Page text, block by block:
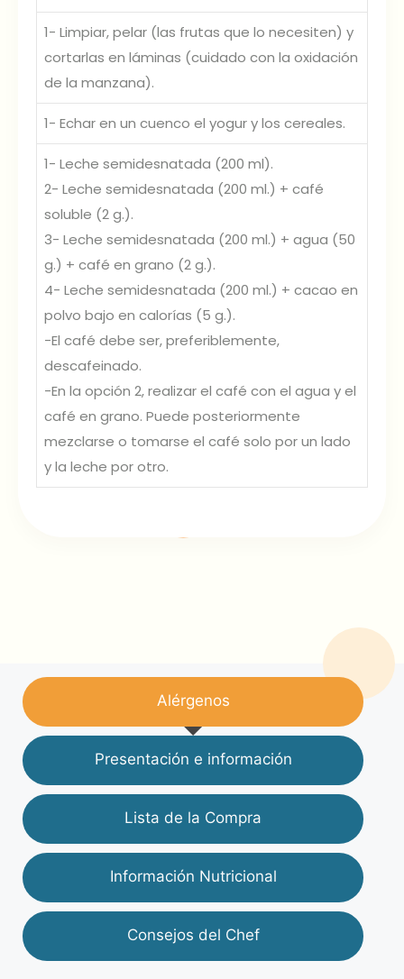
1- Limpiar, pelar (las frutas que lo necesiten) y
cortarlas en láminas (cuidado con la oxidación
de la manzana).
1- Echar en un cuenco el yogur y los cereales.
1- Leche semidesnatada (200 ml).
2- Leche semidesnatada (200 ml.) + café
soluble (2 g.).
3- Leche semidesnatada (200 ml.) + agua (50
g.) + café en grano (2 g.).
4- Leche semidesnatada (200 ml.) + cacao en
polvo bajo en calorías (5 g.).
-El café debe ser, preferiblemente,
descafeinado.
-En la opción 2, realizar el café con el agua y el
café en grano. Puede posteriormente
mezclarse o tomarse el café solo por un lado
y la leche por otro.
Alérgenos
Presentación e información
Lista de la Compra
Información Nutricional
Consejos del Chef